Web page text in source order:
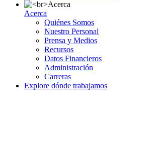
Acerca
Quiénes Somos
Nuestro Personal
Prensa y Medios
Recursos
Datos Financieros
Administración
Carreras
Explore dónde trabajamos